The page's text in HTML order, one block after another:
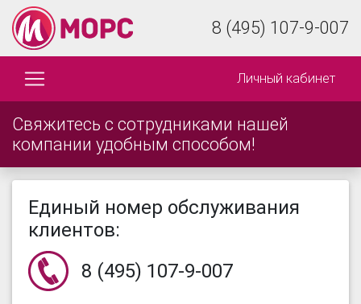
8 (495) 107-9-007
Личный кабинет
Свяжитесь с сотрудниками нашей
компании удобным способом!
Единый номер обслуживания
клиентов:
8 (495) 107-9-007